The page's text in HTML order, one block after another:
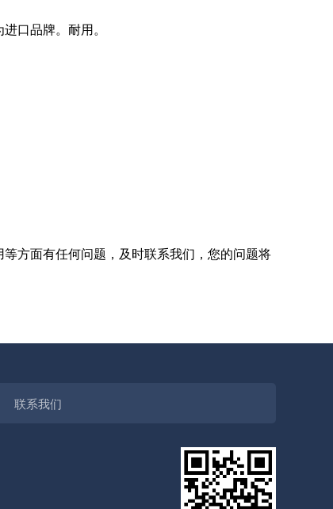
口品牌。耐用。
方面有任何问题，及时联系我们，您的问题将
联系我们